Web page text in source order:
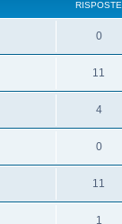
RISPOSTE
0
11
4
0
11
1